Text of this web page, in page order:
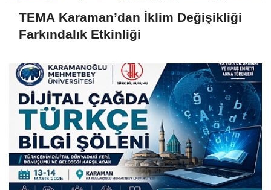
TEMA Karaman’dan İklim Değişikliği
Farkındalık Etkinliği